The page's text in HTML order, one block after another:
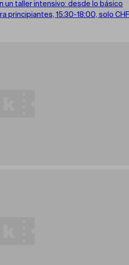
un taller intensivo: desde lo básico
principiantes, 15:30-18:00, solo CHF